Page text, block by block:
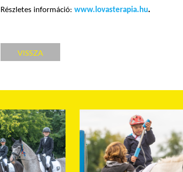
Részletes információ: www.lovasterapia.hu.
VISSZA